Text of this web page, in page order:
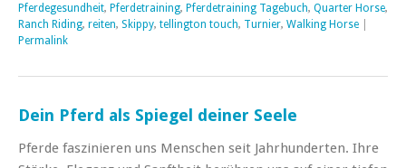
Pferdegesundheit, Pferdetraining, Pferdetraining Tagebuch, Quarter Horse,
Ranch Riding, reiten, Skippy, tellington touch, Turnier, Walking Horse
Permalink
Dein Pferd als Spiegel deiner Seele
Pferde faszinieren uns Menschen seit Jahrhunderten. Ihre